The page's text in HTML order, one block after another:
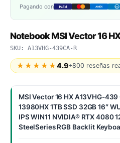
Pagando con VISA AMEX DC
Notebook MSI Vector 16
SKU: A13VHG-439CA-R
★★★★★4.9+800 reseñas
MSI Vector 16 HX A13VHG-
13980HX 1TB SSD 32GB 16″
IPS WIN11 NVIDIA® RTX 4080
SteelSeries RGB Backlit